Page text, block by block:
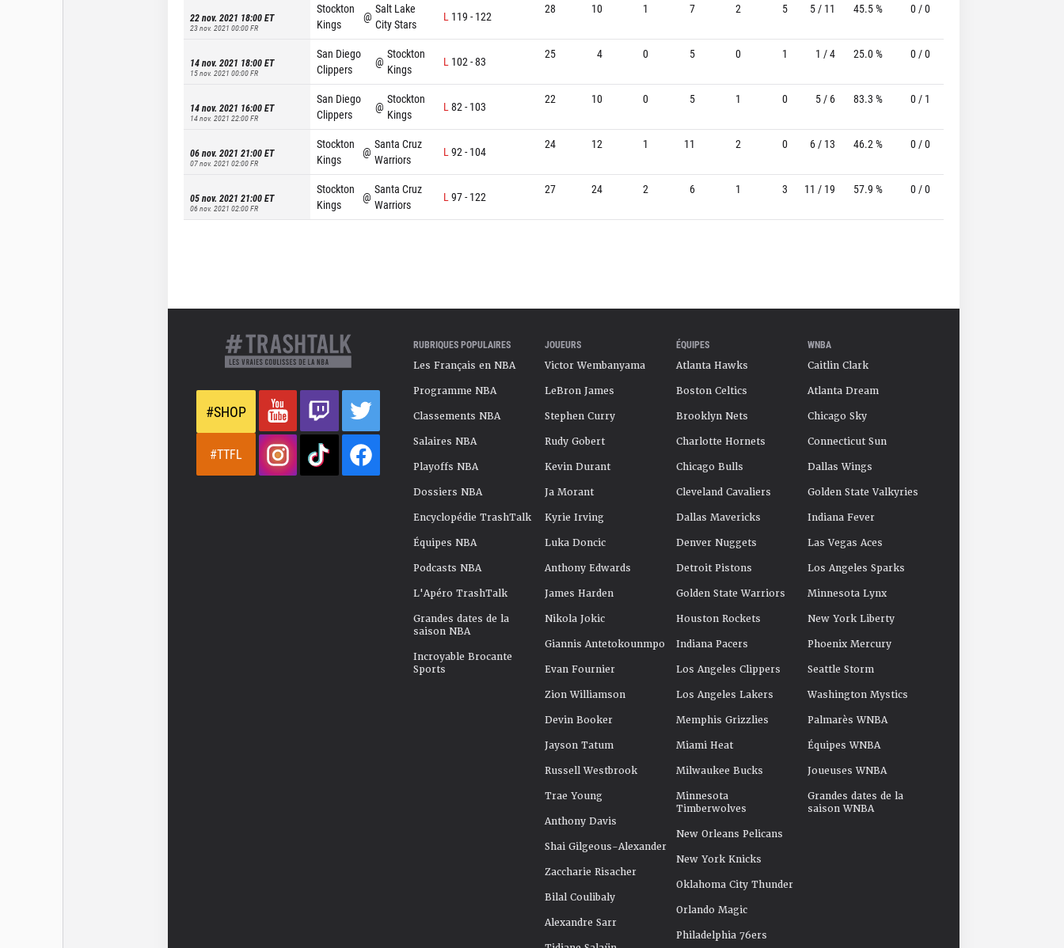
22 nov. 2021 18:00ET
23 nov. 2021 00:00FR
Stockton
Kings
@
Salt Lake
City Stars
L 119 - 122
28 10 1 7 2 5 5 / 11 45.5 % 0 / 0
14 nov. 2021 18:00ET
15 nov. 2021 00:00FR
San Diego
Clippers
@
Stockton
Kings
L 102-83
25 4 0 5 0 1 1 / 4 25.0 % 0 / 0
14 nov. 2021 16:00ET
14 nov. 2021 22:00FR
San Diego
Clippers
@
Stockton
Kings
L82- 103
22 10 0 5 1 0 5 / 6 83.3 % 0 / 1
06 nov. 2021 21:00ET
07 nov. 2021 02:00FR
Stockton
Kings
@
Santa Cruz
Warriors
L92- 104
24 12 1 11 2 0 6 / 13 46.2 % 0 / 0
05 nov. 2021 21:00ET
06 nov. 2021 02:00FR
Stockton
Kings
@
Santa Cruz
Warriors
L97- 122
27 24 2 6 1 3 11 / 19 57.9 % 0 / 0
#SHOP
#TTFL
RUBRIQUES POPULAIRES
Les Français en NBA
Programme NBA
Classements NBA
Salaires NBA
Playoffs NBA
Dossiers NBA
Encyclopédie TrashTalk
Équipes NBA
Podcasts NBA
L'Apéro TrashTalk
Grandes dates de la
saison NBA
Incroyable Brocante
Sports
JOUEURS
Victor Wembanyama
LeBron James
Stephen Curry
Rudy Gobert
Kevin Durant
Ja Morant
Kyrie Irving
Luka Doncic
Anthony Edwards
James Harden
Nikola Jokic
Giannis Antetokounmpo
Evan Fournier
Zion Williamson
Devin Booker
Jayson Tatum
Russell Westbrook
Trae Young
Anthony Davis
Shai Gilgeous-Alexander
Zaccharie Risacher
Bilal Coulibaly
Alexandre Sarr
ÉQUIPES
Atlanta Hawks
Boston Celtics
Brooklyn Nets
Charlotte Hornets
Chicago Bulls
Cleveland Cavaliers
Dallas Mavericks
Denver Nuggets
Detroit Pistons
Golden State Warriors
Houston Rockets
Indiana Pacers
Los Angeles Clippers
Los Angeles Lakers
Memphis Grizzlies
Miami Heat
Milwaukee Bucks
Minnesota
Timberwolves
New Orleans Pelicans
New York Knicks
Oklahoma City Thunder
Orlando Magic
Philadelphia 76ers
WNBA
Caitlin Clark
Atlanta Dream
Chicago Sky
Connecticut Sun
Dallas Wings
Golden State Valkyries
Indiana Fever
Las Vegas Aces
Los Angeles Sparks
Minnesota Lynx
New York Liberty
Phoenix Mercury
Seattle Storm
Washington Mystics
Palmarès WNBA
Équipes WNBA
Joueuses WNBA
Grandes dates de la
saison WNBA